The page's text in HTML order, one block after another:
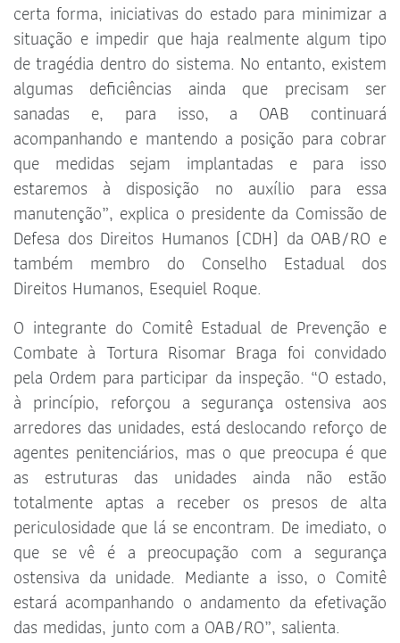
certa forma, iniciativas do estado para minimizar a
situação e impedir que haja realmente algum tipo
de tragédia dentro do sistema. No entanto, existem
algumas deficiências ainda que precisam ser
sanadas e, para isso, a OAB continuará
acompanhando e mantendo a posição para cobrar
que medidas sejam implantadas e para isso
estaremos à disposição no auxílio para essa
manutenção”, explica o presidente da Comissão de
Defesa dos Direitos Humanos (CDH) da OAB/RO e
também membro do Conselho Estadual dos
Direitos Humanos, Esequiel Roque.
O integrante do Comitê Estadual de Prevenção e
Combate à Tortura Risomar Braga foi convidado
pela Ordem para participar da inspeção. “O estado,
à princípio, reforçou a segurança ostensiva aos
arredores das unidades, está deslocando reforço de
agentes penitenciários, mas o que preocupa é que
as estruturas das unidades ainda não estão
totalmente aptas a receber os presos de alta
periculosidade que lá se encontram. De imediato, o
que se vê é a preocupação com a segurança
ostensiva da unidade. Mediante a isso, o Comitê
estará acompanhando o andamento da efetivação
das medidas, junto com a OAB/RO”, salienta.